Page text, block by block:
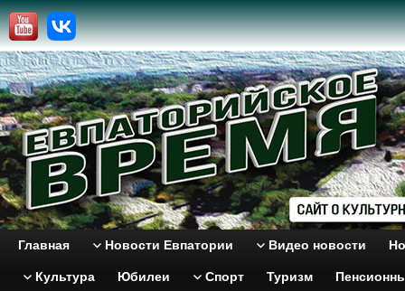
Главная Новости Евпатории Видео новости
Культура Юбилеи Спорт Туризм